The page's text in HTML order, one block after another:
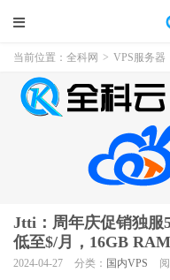
当前位置： 全科网 > VPS服务器
Jtti：周年庆促销独服
低至$/月，16GB
2024-04-27 分类： 国内VPS